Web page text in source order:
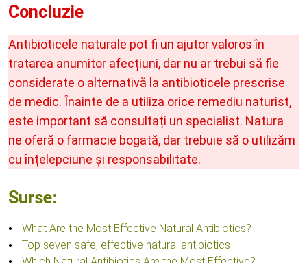
Concluzie
Antibioticele naturale pot fi un ajutor valoros în
tratarea anumitor afecțiuni, dar nu ar trebui să fie
considerate o alternativă la antibioticele prescrise
de medic. Înainte de a utiliza orice remediu naturist,
este important să consultați un specialist. Natura
ne oferă o farmacie bogată, dar trebuie să o utilizăm
cu înțelepciune și responsabilitate.
Surse:
What Are the Most Effective Natural Antibiotics?
Top seven safe, effective natural antibiotics